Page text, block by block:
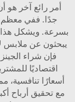
أمر رائع آخر هو
جدًا. ففي معظم
بسرعة. ويشكل هذا
يبحثون عن ملابس
فإن شراء
اقتصاديًا
أسعارًا تنافسية،
مع تحقيق أرباح